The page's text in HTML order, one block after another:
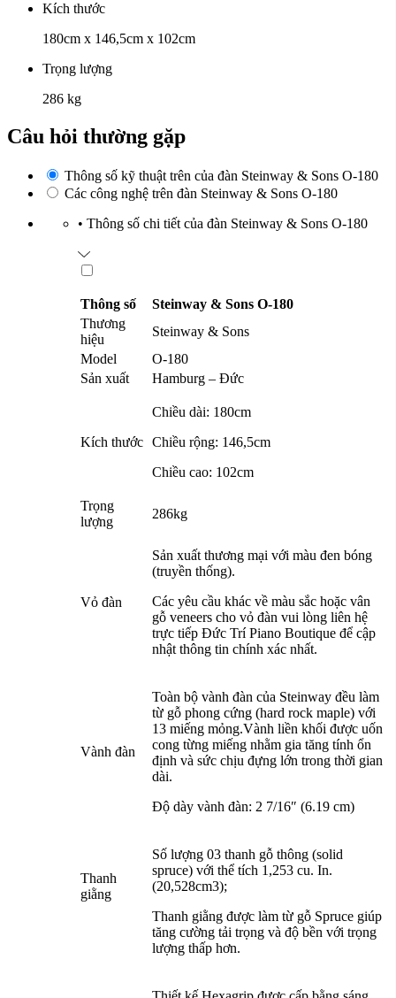
Kích thước
180cm x 146,5cm x 102cm
Trọng lượng
286 kg
Câu hỏi thường gặp
Thông số kỹ thuật trên của đàn Steinway & Sons O-180
Các công nghệ trên đàn Steinway & Sons O-180
• Thông số chi tiết của đàn Steinway & Sons O-180
Thông số
Steinway & Sons O-180
Thương
hiệu
Steinway & Sons
Model
O-180
Sản xuất
Hamburg – Đức
Kích thước
Chiều dài: 180cm
Chiều rộng: 146,5cm
Chiều cao: 102cm
Trọng
lượng
286kg
Vỏ đàn
Sản xuất thương mại với màu đen bóng
(truyền thống).
Các yêu cầu khác về màu sắc hoặc vân
gỗ veneers cho vỏ đàn vui lòng liên hệ
trực tiếp Đức Trí Piano Boutique để cập
nhật thông tin chính xác nhất.
Vành đàn
Toàn bộ vành đàn của Steinway đều làm
từ gỗ phong cứng (hard rock maple) với
13 miếng mỏng.Vành liền khối được uốn
cong từng miếng nhằm gia tăng tính ổn
định và sức chịu đựng lớn trong thời gian
dài.
Độ dày vành đàn: 2 7/16″ (6.19 cm)
Thanh
giằng
Số lượng 03 thanh gỗ thông (solid
spruce) với thể tích 1,253 cu. In.
(20,528cm3);
Thanh giằng được làm từ gỗ Spruce giúp
tăng cường tải trọng và độ bền với trọng
lượng thấp hơn.